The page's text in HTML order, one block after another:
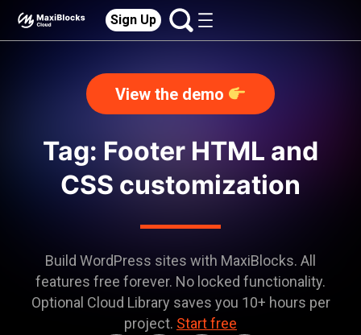
Sign Up
View the demo
Tag: Footer HTML and
CSS customization
Build WordPress sites with MaxiBlocks. All
features free forever. No locked functionality.
Optional Cloud Library saves you 10+ hours per
project. Start free